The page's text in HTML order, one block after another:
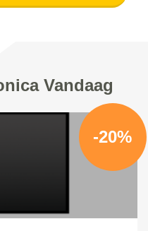
Vandaag
-20%